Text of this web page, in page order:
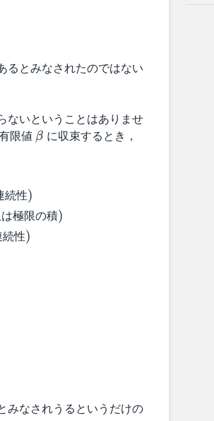
るとみなされたのではない
ないということはありませ
限値 \
β に収束するとき，
続性)
極限の積)
性)
(1 + a^n)^{1/n}= (1 + 0)^0= 1
みなされうるというだけの